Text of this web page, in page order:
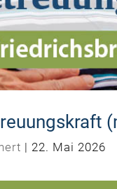
| 22. Mai 2026